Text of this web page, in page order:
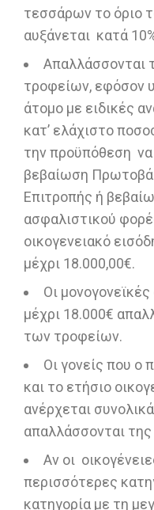
τεσσάρων το όριο
αυξάνεται κατά
Απαλλάσσονται
τροφείων, εφόσον
άτομο με ειδικές
κατ’ ελάχιστο
την προϋπόθεση να
βεβαίωση
Επιτροπής ή
ασφαλιστικού
οικογενειακό
μέχρι 18.000,00€.
Οι
μέχρι 18.000€
των τροφείων.
Οι γονείς που ο
και το ετήσιο
ανέρχεται
απαλλάσσονται
Αν οι
περισσότερες
κατηγορία με τη